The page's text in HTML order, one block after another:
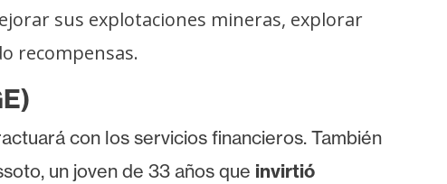
sus explotaciones mineras, explorar
recompensas.
con los servicios financieros. También
un joven de 33 años que invirtió